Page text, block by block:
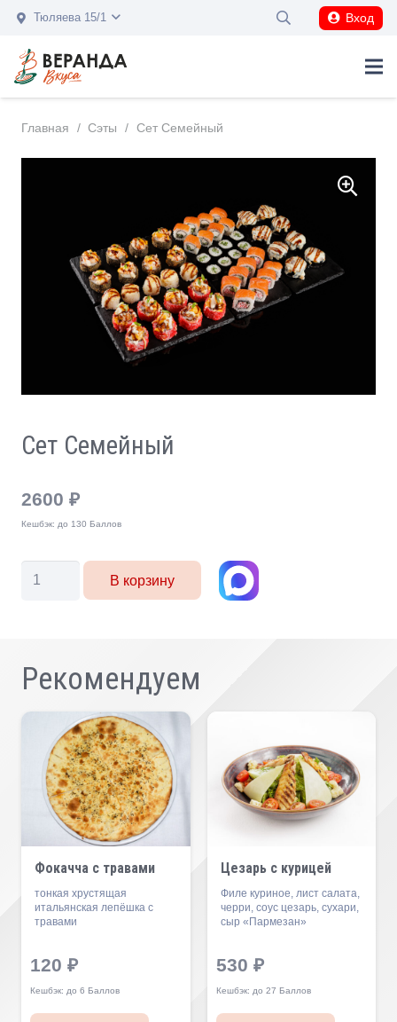
Тюляева 15/1 Вход
Главная / Сэты / Сет Семейный
Сет Семейный
2600 ₽
Кешбэк: до 130 Баллов
Количество
В корзину
Рекомендуем
Фокачча с травами
тонкая хрустящая
итальянская лепёшка с
травами
120₽
Кешбэк: до 6 Баллов
Цезарь с курицей
Филе куриное, лист салата,
черри, соус цезарь, сухари,
сыр «Пармезан»
530 ₽
Кешбэк: до 27 Баллов